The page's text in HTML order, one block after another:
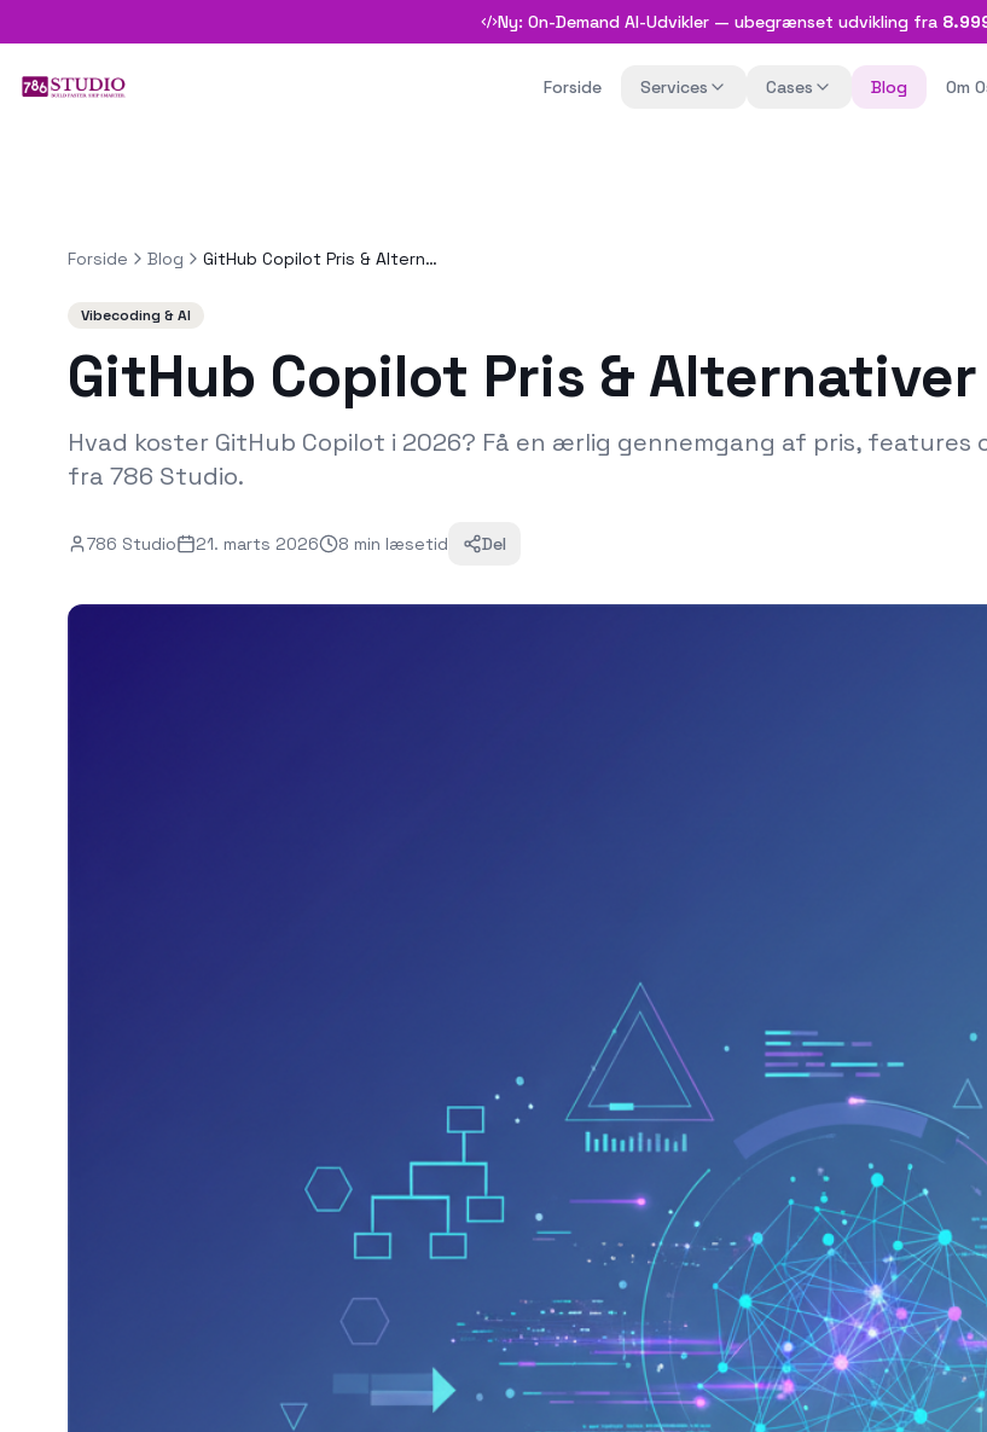
Ny: On-Demand AI-Udvikler — ubegrænset udvikling fra
Forside Services Cases Blog Om
Forside Blog GitHub Copilot Pris & Alternativer 2026
Vibecoding & AI
GitHub Copilot Pris &
Hvad koster GitHub Copilot i 2026? Få en ærlig gennemgang af pris,
fra 786 Studio.
786 Studio 21. marts 2026 8 min læsetid Del